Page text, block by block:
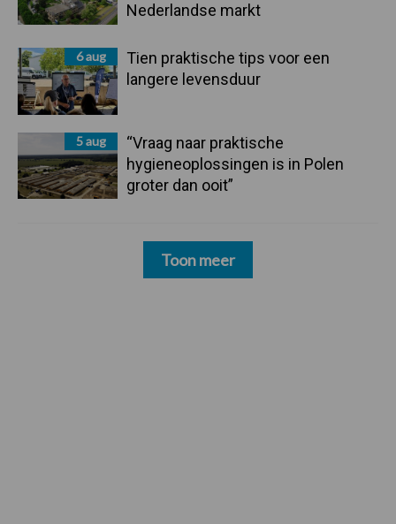
Nederlandse markt
6 aug
Tien praktische tips voor een
langere levensduur
5 aug
“Vraag naar praktische
hygieneoplossingen is in Polen
groter dan ooit”
Toon meer